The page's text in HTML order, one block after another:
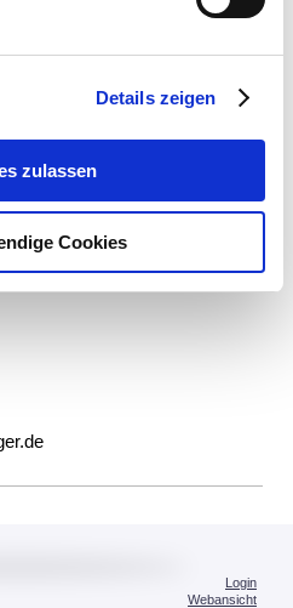
Details zeigen
zulassen
Cookies
Login
Webansicht